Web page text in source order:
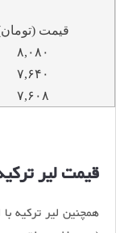
قیمت
۸,۰۸۰
۷,۶۴۰
۷,۶۰۸
قیمت لیر